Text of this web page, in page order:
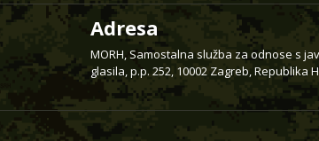
Adresa
MORH, Samostalna služba za odnose s
glasila, p.p. 252, 10002 Zagreb, Republika